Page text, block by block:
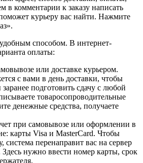
в комментарии к заказу написать
курьеру вас найти. Нажмите
способом. В интернет-
оплаты:
или доставке курьером.
с вами в день доставки, чтобы
подготовить сдачу с любой
товаросопроводительные
денежные средства, получаете
при самовывозе или оформлении в
карты Visa и MasterCard. Чтобы
система перенаправит вас на сервер
нужно ввести номер карты, срок